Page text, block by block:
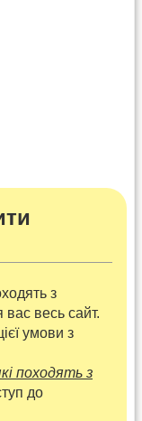
з
вас весь сайт.
умови з
походять з
до